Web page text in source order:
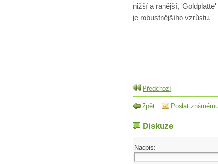
nižší a ranější,
je robustnějšího vzrůstu.
Předchozí
Zpět Poslat známému
Diskuze
Nadpis: